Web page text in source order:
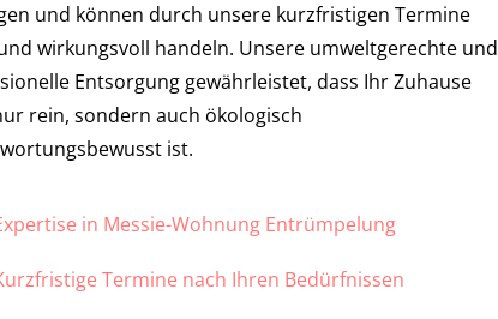
und können durch unsere kurzfristigen Termine
wirkungsvoll handeln. Unsere umweltgerechte und
Entsorgung gewährleistet, dass Ihr Zuhause
rein, sondern auch ökologisch
ist.
in Messie-Wohnung Entrümpelung
Termine nach Ihren Bedürfnissen